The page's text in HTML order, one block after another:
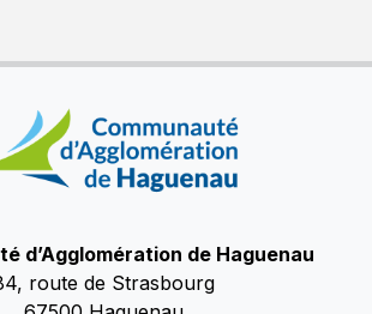
d’Agglomération de Haguenau
route de Strasbourg